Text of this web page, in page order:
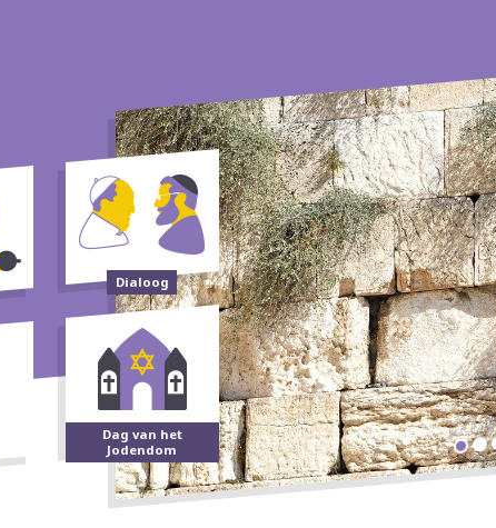
Dialoog
Dag van het
Jodendom